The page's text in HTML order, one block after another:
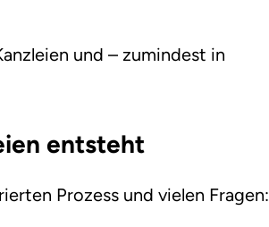
und – zumindest in
entsteht
Prozess und vielen Fragen: